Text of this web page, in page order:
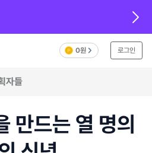
0원 로그인
자들
만드는 열 명의